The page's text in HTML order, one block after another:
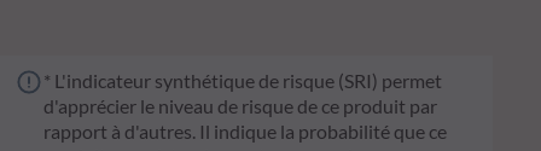
* L'indicateur synthétique de risque (SRI) permet
d'apprécier le niveau de risque de ce produit par
rapport à d'autres. Il indique la probabilité que ce